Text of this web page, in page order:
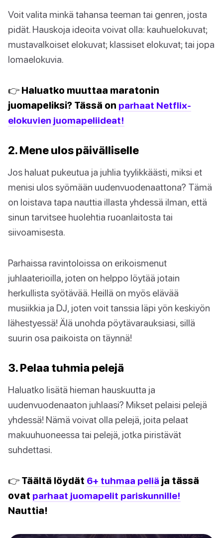
Voit valita minkä tahansa teeman tai genren, josta
pidät. Hauskoja ideoita voivat olla: kauhuelokuvat;
mustavalkoiset elokuvat; klassiset elokuvat; tai jopa
lomaelokuvia.
👉 Haluatko muuttaa maratonin
juomapeliksi? Tässä on parhaat Netflix-
elokuvien juomapeliideat!
2. Mene ulos päivälliselle
Jos haluat pukeutua ja juhlia tyylikkäästi, miksi et
menisi ulos syömään uudenvuodenaattona? Tämä
on loistava tapa nauttia illasta yhdessä ilman, että
sinun tarvitsee huolehtia ruoanlaitosta tai
siivoamisesta.
Parhaissa ravintoloissa on erikoismenut
juhlaaterioilla, joten on helppo löytää jotain
herkullista syötävää. Heillä on myös elävää
musiikkia ja DJ, joten voit tanssia läpi yön keskiyön
lähestyessä! Älä unohda pöytävarauksiasi, sillä
suurin osa paikoista on täynnä!
3. Pelaa tuhmia pelejä
Haluatko lisätä hieman hauskuutta ja
uudenvuodenaaton juhlaasi? Mikset pelaisi pelejä
yhdessä! Nämä voivat olla pelejä, joita pelaat
makuuhuoneessa tai pelejä, jotka piristävät
suhdettasi.
👉 Täältä löydät 6+ tuhmaa peliä ja tässä
ovat parhaat juomapelit pariskunnille!
Nauttia!